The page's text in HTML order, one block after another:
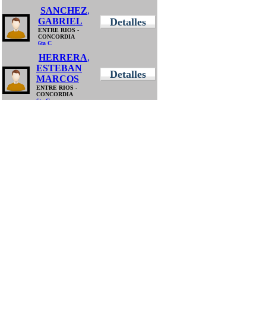
SANCHEZ,
GABRIEL
ENTRE RIOS -
CONCORDIA
6ta C
Detalles
HERRERA,
ESTEBAN
MARCOS
ENTRE RIOS -
CONCORDIA
6ta C
Detalles